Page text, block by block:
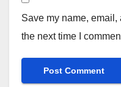
Save my name,
the next time I